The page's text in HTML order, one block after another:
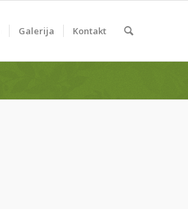
Galerija Kontakt